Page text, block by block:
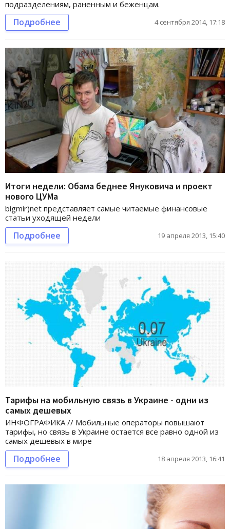
подразделениям, раненным и беженцам.
Подробнее 4 сентября 2014, 17:18
Итоги недели: Обама беднее Януковича и проект
нового ЦУМа
bigmir)net представляет самые читаемые финансовые
статьи уходящей недели
Подробнее 19 апреля 2013, 15:40
Тарифы на мобильную связь в Украине - одни из
самых дешевых
ИНФОГРАФИКА // Мобильные операторы повышают
тарифы, но связь в Украине остается все равно одной из
самых дешевых в мире
Подробнее 18 апреля 2013, 16:41